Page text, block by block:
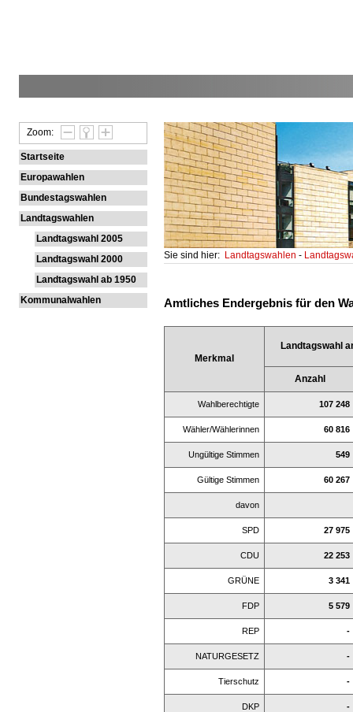
Zoom:
Startseite
Europawahlen
Bundestagswahlen
Landtagswahlen
Landtagswahl 2005
Landtagswahl 2000
Landtagswahl ab 1950
Kommunalwahlen
Sie sind hier: Landtagswahlen-
Amtliches Endergebnis für den
Merkmal
Landtagswahl
Anzahl
Wahlberechtigte 107 248
Wähler/Wählerinnen 60 816
Ungültige Stimmen 549
Gültige Stimmen 60 267
davon
SPD 27 975
CDU 22 253
GRÜNE 3 341
FDP 5 579
REP -
NATURGESETZ -
Tierschutz -
DKP -